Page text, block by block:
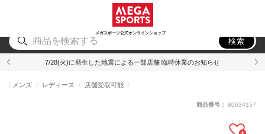
メガスポーツ公式オンラインショップ
アウトドア
検索
7/28(火)に発生した地震による一部店舗 臨時休業のお知らせ
メンズ レディース 店舗受取可能
商品番号： 80634157